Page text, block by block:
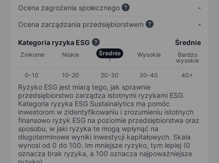
Ocena zagrożenia społecznego
-
Ocena zarządzania przedsiębiorstwem
-
Kategoria ryzyka ESG Średnie
Znikome Niskie Średnie Wysokie
Bardzo
wysokie
0-10
10-20 20-30 30-40 40+
Ryzyko ESG jest miarą tego, jak sprawnie
przedsiębiorstwo zarządza istotnymi ryzykami ESG.
Kategoria ryzyka ESG Sustainalytics ma pomóc
inwestorom w zidentyfikowaniu i zrozumieniu istotnych
finansowo ryzyk ESG na poziomie przedsiębiorstwa oraz
sposobu, w jaki ryzyka te mogą wpłynąć na
długoterminowe wyniki inwestycji kapitałowych. Skala
wynosi od 0 do 100. Im mniejsze ryzyko, tym lepiej (0
oznacza brak ryzyka, a 100 oznacza najpoważniejsze